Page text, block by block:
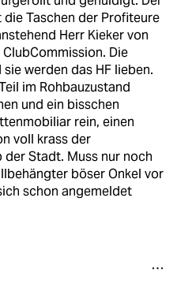
Taschen der Profiteure
Herr Kieker von
Die
werden das HF lieben.
im Rohbauzustand
und ein bisschen
rein, einen
voll krass der
Stadt. Muss nur noch
böser Onkel vor
schon angemeldet